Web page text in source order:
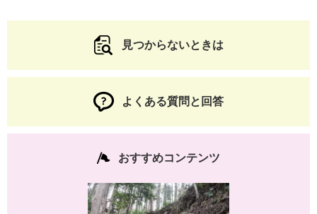
見つからないときは
よくある質問と回答
おすすめコンテンツ